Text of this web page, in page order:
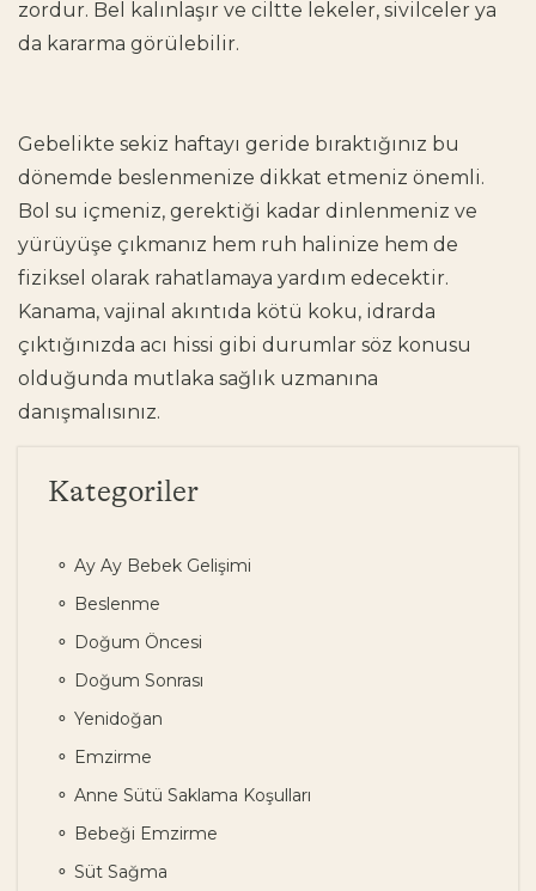
zordur. Bel kalınlaşır ve ciltte lekeler, sivilceler ya
da kararma görülebilir.
Gebelikte sekiz haftayı geride bıraktığınız bu
dönemde beslenmenize dikkat etmeniz önemli.
Bol su içmeniz, gerektiği kadar dinlenmeniz ve
yürüyüşe çıkmanız hem ruh halinize hem de
fiziksel olarak rahatlamaya yardım edecektir.
Kanama, vajinal akıntıda kötü koku, idrarda
çıktığınızda acı hissi gibi durumlar söz konusu
olduğunda mutlaka sağlık uzmanına
danışmalısınız.
Kategoriler
Ay Ay Bebek Gelişimi
Beslenme
Doğum Öncesi
Doğum Sonrası
Yenidoğan
Emzirme
Anne Sütü Saklama Koşulları
Bebeği Emzirme
Süt Sağma